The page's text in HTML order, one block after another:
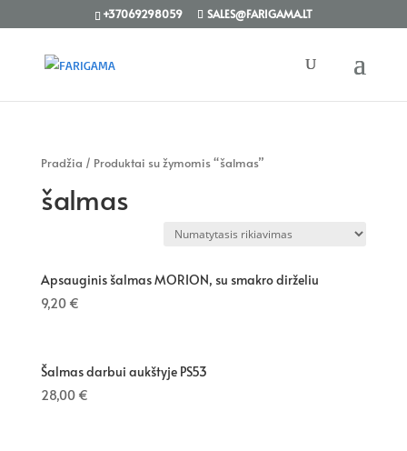
+37069298059 SALES@FARIGAMA.LT
Pradžia / Produktai su žymomis “šalmas”
šalmas
Apsauginis šalmas MORION, su smakro dirželiu
9,20 €
Šalmas darbui aukštyje PS53
28,00 €